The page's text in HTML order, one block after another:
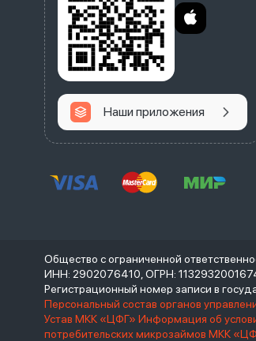
Наши приложения
Общество с ограниченной
ИНН: 2902076410, ОГРН:
Регистрационный номер записи в
Персональный состав органов
Устав МКК «ЦФГ» Информация об
потребительских микрозаймов МКК